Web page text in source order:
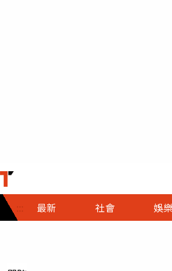
::: 最新 社會
首頁
事
查
娛樂
娛樂首頁
即時
財經首頁
熱線
政